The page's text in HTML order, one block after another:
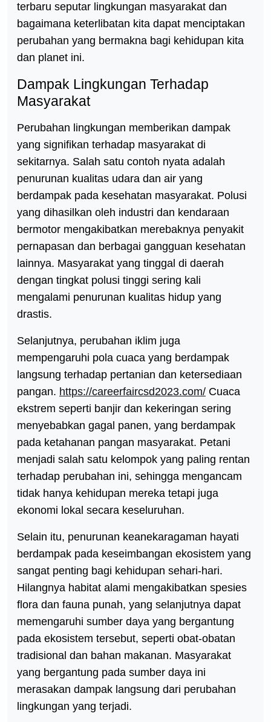
terbaru seputar lingkungan masyarakat dan
bagaimana keterlibatan kita dapat menciptakan
perubahan yang bermakna bagi kehidupan kita
dan planet ini.
Dampak Lingkungan Terhadap
Masyarakat
Perubahan lingkungan memberikan dampak
yang signifikan terhadap masyarakat di
sekitarnya. Salah satu contoh nyata adalah
penurunan kualitas udara dan air yang
berdampak pada kesehatan masyarakat. Polusi
yang dihasilkan oleh industri dan kendaraan
bermotor mengakibatkan merebaknya penyakit
pernapasan dan berbagai gangguan kesehatan
lainnya. Masyarakat yang tinggal di daerah
dengan tingkat polusi tinggi sering kali
mengalami penurunan kualitas hidup yang
drastis.
Selanjutnya, perubahan iklim juga
mempengaruhi pola cuaca yang berdampak
langsung terhadap pertanian dan ketersediaan
pangan. https://careerfaircsd2023.com/ Cuaca
ekstrem seperti banjir dan kekeringan sering
menyebabkan gagal panen, yang berdampak
pada ketahanan pangan masyarakat. Petani
menjadi salah satu kelompok yang paling rentan
terhadap perubahan ini, sehingga mengancam
tidak hanya kehidupan mereka tetapi juga
ekonomi lokal secara keseluruhan.
Selain itu, penurunan keanekaragaman hayati
berdampak pada keseimbangan ekosistem yang
sangat penting bagi kehidupan sehari-hari.
Hilangnya habitat alami mengakibatkan spesies
flora dan fauna punah, yang selanjutnya dapat
memengaruhi sumber daya yang bergantung
pada ekosistem tersebut, seperti obat-obatan
tradisional dan bahan makanan. Masyarakat
yang bergantung pada sumber daya ini
merasakan dampak langsung dari perubahan
lingkungan yang terjadi.